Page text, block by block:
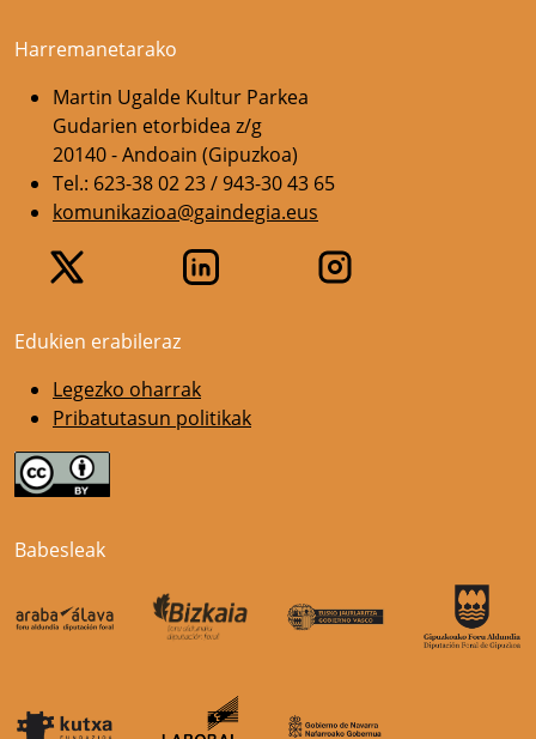
Harremanetarako
Martin Ugalde Kultur Parkea
Gudarien etorbidea z/g
20140 - Andoain (Gipuzkoa)
Tel.: 623-38 02 23 / 943-30 43 65
komunikazioa@gaindegia.eus
Edukien erabileraz
Legezko oharrak
Pribatutasun politikak
Babesleak